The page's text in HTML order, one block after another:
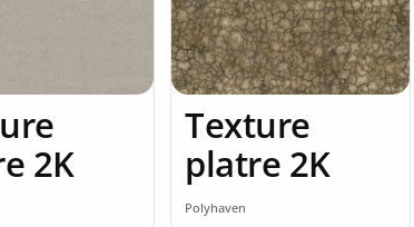
2K
Texture
platre 2K
Polyhaven